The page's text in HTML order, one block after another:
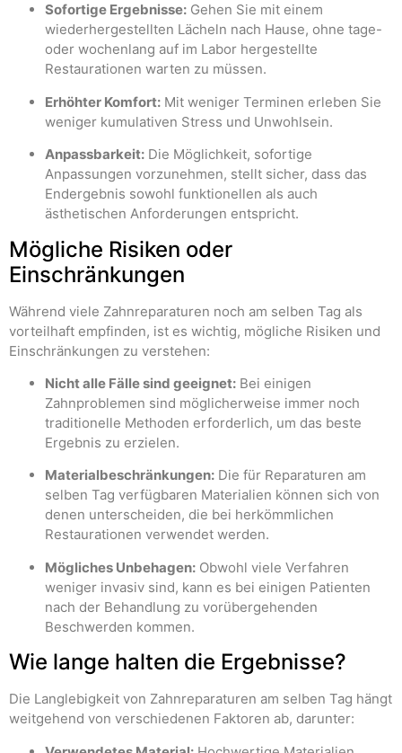
Sofortige Ergebnisse: Gehen Sie mit einem
wiederhergestellten Lächeln nach Hause, ohne tage-
oder wochenlang auf im Labor hergestellte
Restaurationen warten zu müssen.
Erhöhter Komfort: Mit weniger Terminen erleben Sie
weniger kumulativen Stress und Unwohlsein.
Anpassbarkeit: Die Möglichkeit, sofortige
Anpassungen vorzunehmen, stellt sicher, dass das
Endergebnis sowohl funktionellen als auch
ästhetischen Anforderungen entspricht.
Mögliche Risiken oder
Einschränkungen
Während viele Zahnreparaturen noch am selben Tag als
vorteilhaft empfinden, ist es wichtig, mögliche Risiken und
Einschränkungen zu verstehen:
Nicht alle Fälle sind geeignet: Bei einigen
Zahnproblemen sind möglicherweise immer noch
traditionelle Methoden erforderlich, um das beste
Ergebnis zu erzielen.
Materialbeschränkungen: Die für Reparaturen am
selben Tag verfügbaren Materialien können sich von
denen unterscheiden, die bei herkömmlichen
Restaurationen verwendet werden.
Mögliches Unbehagen: Obwohl viele Verfahren
weniger invasiv sind, kann es bei einigen Patienten
nach der Behandlung zu vorübergehenden
Beschwerden kommen.
Wie lange halten die Ergebnisse?
Die Langlebigkeit von Zahnreparaturen am selben Tag hängt
weitgehend von verschiedenen Faktoren ab, darunter: